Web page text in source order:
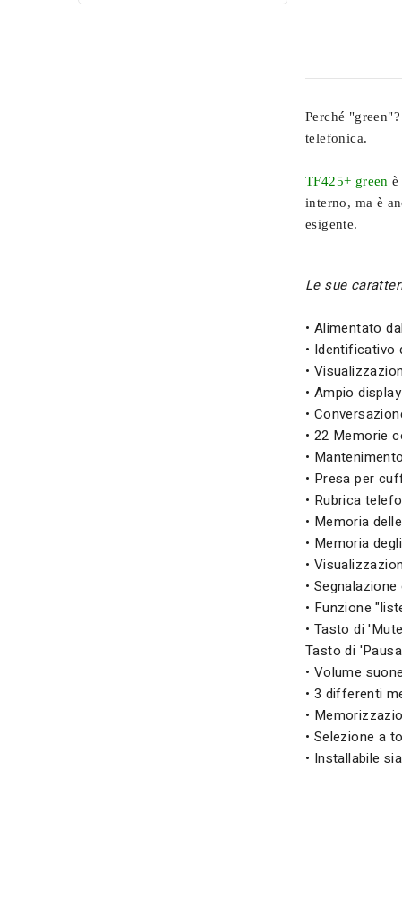
Perché
telefonica.
TF425+ green è
interno, ma è
esigente.
Le sue
• Alimentato
• Identificativo
•
• Ampio
•
• 22 Memorie
•
• Presa per
• Rubrica
• Memoria
• Memoria
•
•
• Funzione
• Tasto di
Tasto di
• Volume
• 3 differenti
•
• Selezione a
• Installabile